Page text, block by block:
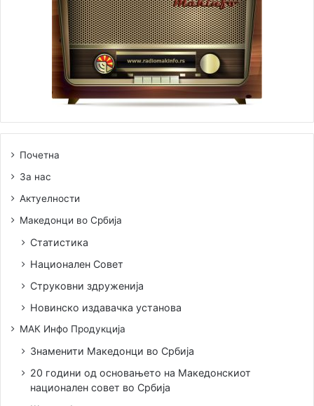
Почетна
За нас
Актуелности
Македонци во Србија
Статистика
Национален Совет
Струковни здруженија
Новинско издавачка установа
МАК Инфо Продукција
Знаменити Македонци во Србија
20 години од основањето на Македонскиот
национален совет во Србија